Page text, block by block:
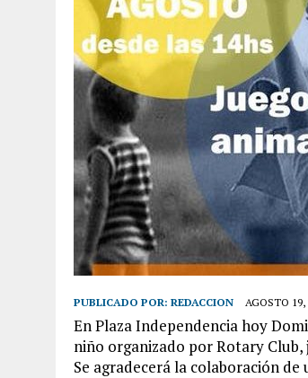
PUBLICADO POR: REDACCION AGOSTO 19,
En Plaza Independencia hoy
niño organizado por Rotary
Se agradecerá la colaboración